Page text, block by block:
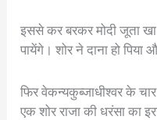
इससे कर बरकर मोदी जूता खा
पायेंगे। शोर ने दाना हो
फिर वेकन्यकुब्जाधीश्वर के
एक शोर राजा की धरंसा का